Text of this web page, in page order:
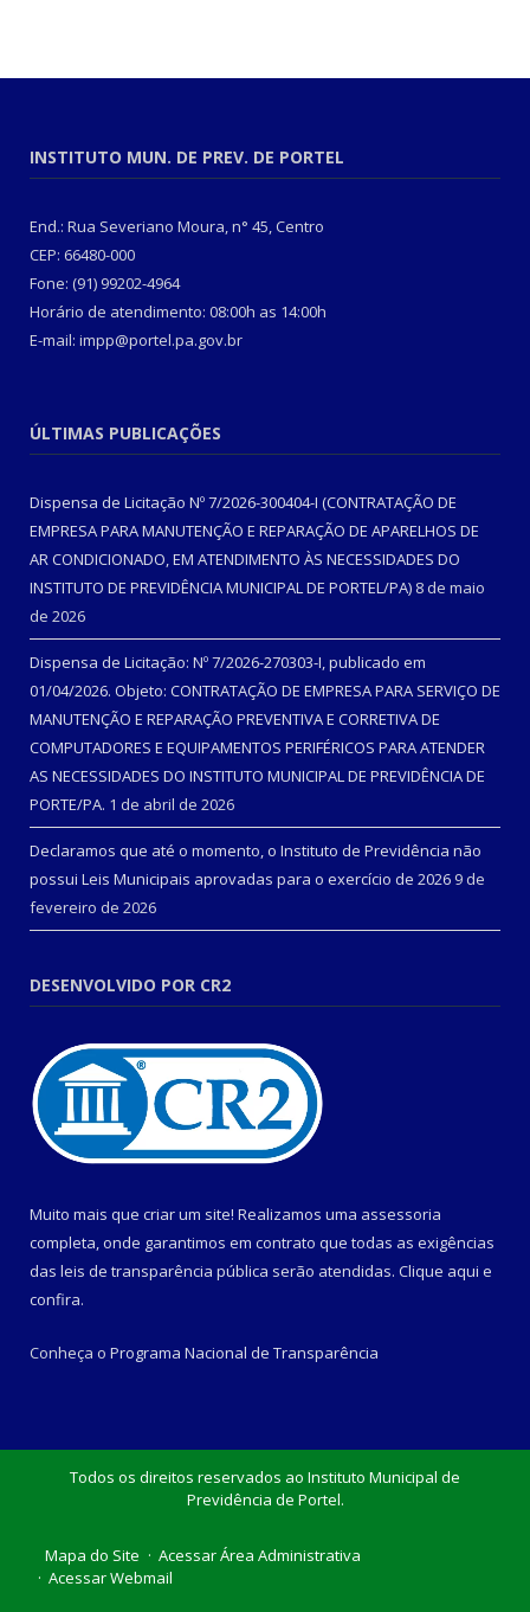
INSTITUTO MUN. DE PREV. DE PORTEL
End.: Rua Severiano Moura, n° 45, Centro
CEP: 66480-000
Fone: (91) 99202-4964
Horário de atendimento: 08:00h as 14:00h
E-mail: impp@portel.pa.gov.br
ÚLTIMAS PUBLICAÇÕES
Dispensa de Licitação Nº 7/2026-300404-I (CONTRATAÇÃO DE
EMPRESA PARA MANUTENÇÃO E REPARAÇÃO DE APARELHOS DE
AR CONDICIONADO, EM ATENDIMENTO ÀS NECESSIDADES DO
INSTITUTO DE PREVIDÊNCIA MUNICIPAL DE PORTEL/PA) 8 de maio
de 2026
Dispensa de Licitação: Nº 7/2026-270303-I, publicado em
01/04/2026. Objeto: CONTRATAÇÃO DE EMPRESA PARA SERVIÇO DE
MANUTENÇÃO E REPARAÇÃO PREVENTIVA E CORRETIVA DE
COMPUTADORES E EQUIPAMENTOS PERIFÉRICOS PARA ATENDER
AS NECESSIDADES DO INSTITUTO MUNICIPAL DE PREVIDÊNCIA DE
PORTE/PA. 1 de abril de 2026
Declaramos que até o momento, o Instituto de Previdência não
possui Leis Municipais aprovadas para o exercício de 2026 9 de
fevereiro de 2026
DESENVOLVIDO POR CR2
Muito mais que criar um site! Realizamos uma assessoria
completa, onde garantimos em contrato que todas as exigências
das leis de transparência pública serão atendidas. Clique aqui e
confira.
Conheça o Programa Nacional de Transparência
Todos os direitos reservados ao Instituto Municipal de
Previdência de Portel.
Mapa do Site
Acessar Área Administrativa
Acessar Webmail